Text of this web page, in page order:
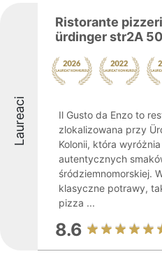
Laureaci
Ristorante
ürdinger str2A
Il Gusto da Enzo to
zlokalizowana przy
Kolonii, która
autentycznych
śródziemnomorskiej.
klasyczne potrawy,
pizza ...
8.6